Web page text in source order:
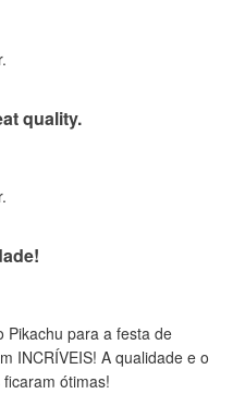
quality.
Pikachu para a festa de
INCRÍVEIS! A qualidade e o
ótimas!